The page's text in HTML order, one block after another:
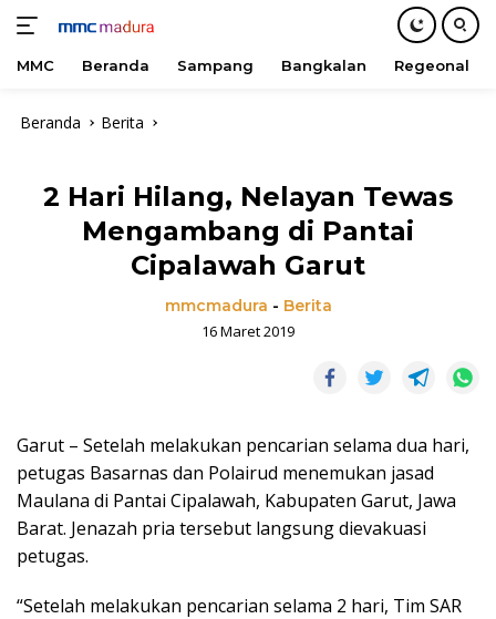
MMC Beranda Sampang Bangkalan Regeonal
Beranda Berita
2 Hari Hilang, Nelayan Tewas
Mengambang di Pantai
Cipalawah Garut
mmcmadura - Berita
16 Maret 2019
Garut – Setelah melakukan pencarian selama dua hari,
petugas Basarnas dan Polairud menemukan jasad
Maulana di Pantai Cipalawah, Kabupaten Garut, Jawa
Barat. Jenazah pria tersebut langsung dievakuasi
petugas.
“Setelah melakukan pencarian selama 2 hari, Tim SAR